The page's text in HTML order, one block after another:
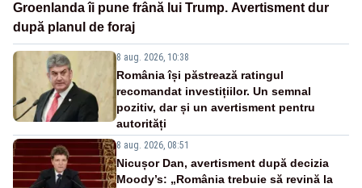
Groenlanda îi pune frână lui Trump. Avertisment dur
după planul de foraj
8 aug. 2026, 10:38
România își păstrează ratingul
recomandat investițiilor. Un semnal
pozitiv, dar și un avertisment pentru
autorități
8 aug. 2026, 08:51
Nicușor Dan, avertisment după decizia
Moody’s: „România trebuie să revină la